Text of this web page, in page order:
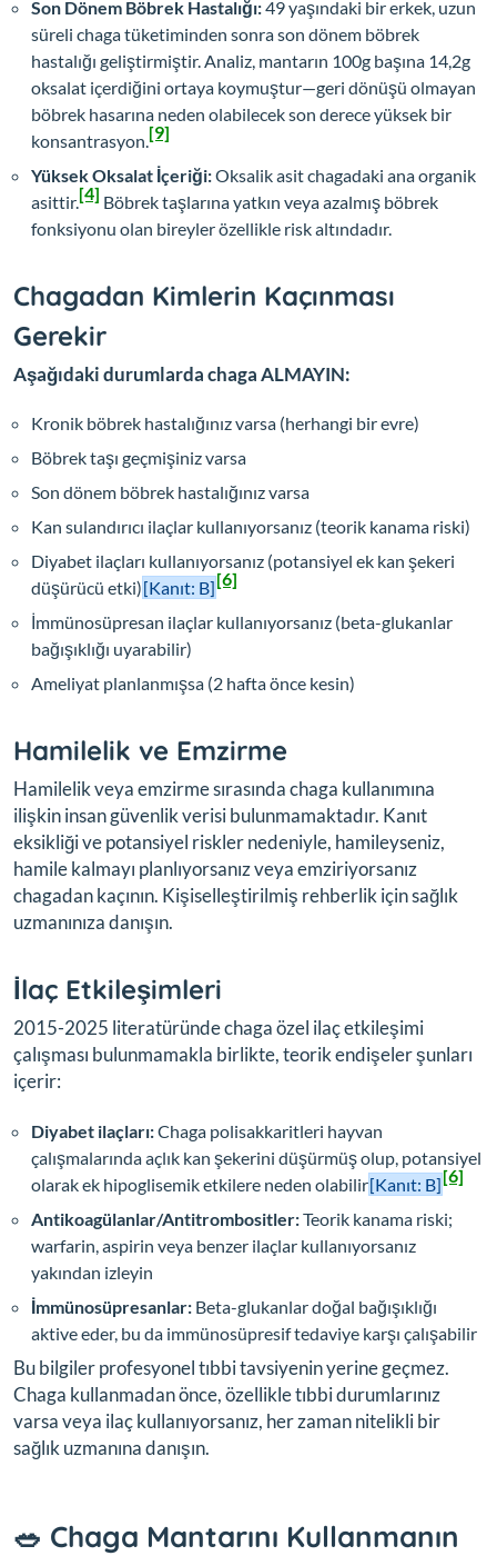
Son Dönem Böbrek Hastalığı:49 yaşındaki bir erkek, uzun
süreli chaga tüketiminden sonra son dönem böbrek
hastalığı geliştirmiştir. Analiz, mantarın 100g başına 14,2g
oksalat içerdiğini ortaya koymuştur—geri dönüşü olmayan
böbrek hasarına neden olabilecek son derece yüksek bir
konsantrasyon. [9]
Yüksek Oksalat İçeriği:Oksalik asit chagadaki ana organik
asittir.[4] Böbrek taşlarına yatkın veya azalmış böbrek
fonksiyonu olan bireyler özellikle risk altındadır.
Chagadan Kimlerin Kaçınması
Gerekir
Aşağıdaki durumlarda chaga ALMAYIN:
Kronik böbrek hastalığınız varsa (herhangi bir evre)
Böbrek taşı geçmişiniz varsa
Son dönem böbrek hastalığınız varsa
Kan sulandırıcı ilaçlar kullanıyorsanız (teorik kanama riski)
Diyabet ilaçları kullanıyorsanız (potansiyel ek kan şekeri
düşürücü etki)[Kanıt: B][6]
İmmünosüpresan ilaçlar kullanıyorsanız (beta-glukanlar
bağışıklığı uyarabilir)
Ameliyat planlanmışsa (2 hafta önce kesin)
Hamilelik ve Emzirme
Hamilelik veya emzirme sırasında chaga kullanımına
ilişkin insan güvenlik verisi bulunmamaktadır. Kanıt
eksikliği ve potansiyel riskler nedeniyle, hamileyseniz,
hamile kalmayı planlıyorsanız veya emziriyorsanız
chagadan kaçının. Kişiselleştirilmiş rehberlik için sağlık
uzmanınıza danışın.
İlaç Etkileşimleri
2015-2025 literatüründe chaga özel ilaç etkileşimi
çalışması bulunmamakla birlikte, teorik endişeler şunları
içerir:
Diyabet ilaçları:Chaga polisakkaritleri hayvan
çalışmalarında açlık kan şekerini düşürmüş olup, potansiyel
olarak ek hipoglisemik etkilere neden olabilir[Kanıt: B][6]
Antikoagülanlar/Antitrombositler:Teorik kanama riski;
warfarin, aspirin veya benzer ilaçlar kullanıyorsanız
yakından izleyin
İmmünosüpresanlar: Beta-glukanlar doğal bağışıklığı
aktive eder, bu da immünosüpresif tedaviye karşı çalışabilir
Bu bilgiler profesyonel tıbbi tavsiyenin yerine geçmez.
Chaga kullanmadan önce, özellikle tıbbi durumlarınız
varsa veya ilaç kullanıyorsanız, her zaman nitelikli bir
sağlık uzmanına danışın.
🥗 Chaga Mantarını Kullanmanın